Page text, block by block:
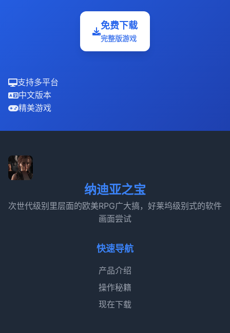
免费下载
完整版游戏
支持多平台
中文版本
精美游戏
纳迪亚之宝
次世代级别里层面的欧美RPG广大搞，好莱坞级别式的软件
画面尝试
快速导航
产品介绍
操作秘籍
现在下载